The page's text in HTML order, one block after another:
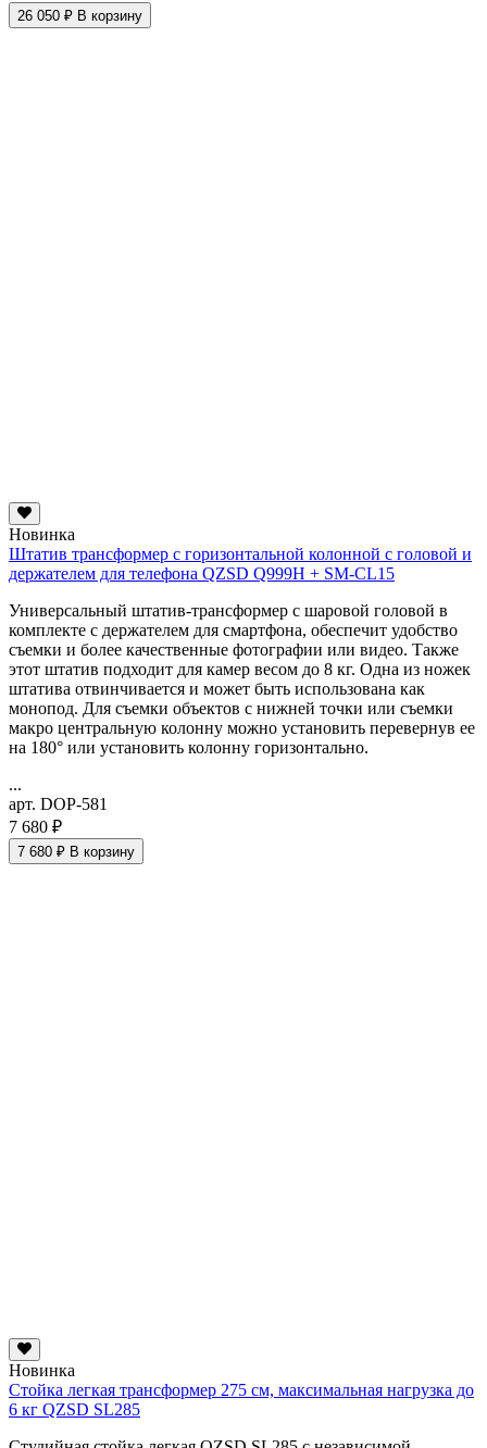
26 050 ₽ В корзину
Новинка
Штатив трансформер с горизонтальной колонной с головой и
держателем для телефона QZSD Q999H + SM-CL15
Универсальный штатив-трансформер с шаровой головой в
комплекте с держателем для смартфона, обеспечит удобство
съемки и более качественные фотографии или видео. Также
этот штатив подходит для камер весом до 8 кг. Одна из ножек
штатива отвинчивается и может быть использована как
монопод. Для съемки объектов с нижней точки или съемки
макро центральную колонну можно установить перевернув ее
на 180° или установить колонну горизонтально.
...
арт. DOP-581
7 680 ₽
7 680 ₽ В корзину
Новинка
Стойка легкая трансформер 275 см, максимальная нагрузка до
6 кг QZSD SL285